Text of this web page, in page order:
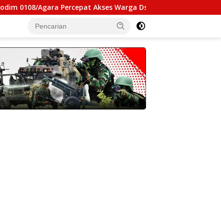
Akses Warga Ds. Kuning Abadi Aceh Tenggara